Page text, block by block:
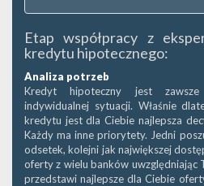
Etap współpracy z
kredytu hipotecznego:
Analiza potrzeb
Kredyt hipoteczny jest
indywidualnej sytuacji. Właśnie
kredytu jest dla Ciebie najlepsza
Każdy ma inne priorytety. Jedni
odsetek, kolejni jak największej
oferty z wielu banków uwzględniając
przedstawi najlepsze dla Ciebie